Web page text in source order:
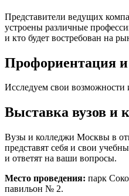
Представители ведущих
устроены различные
и кто будет востребован на
Профориентация и
Исследуем свои возможности
Выставка вузов и
Вузы и колледжи Москвы в
представят себя и свои
и ответят на ваши вопросы.
Место проведения: парк
павильон № 2.